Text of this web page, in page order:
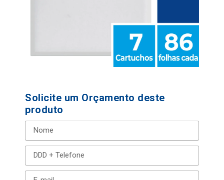
Solicite um Orçamento deste
produto